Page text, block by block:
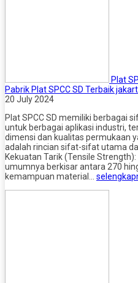
Plat
Pabrik Plat SPCC SD Terbaik
20 July 2024
Plat SPCC SD memiliki berbagai
untuk berbagai aplikasi industri,
dimensi dan kualitas permukaan
adalah rincian sifat-sifat utama
Kekuatan Tarik (Tensile
umumnya berkisar antara 270
kemampuan material…